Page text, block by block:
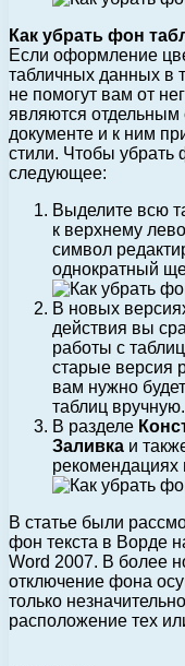
Как убрать фон
Если оформление
табличных данных в
не помогут вам от
являются отдельным
документе и к ним
стили. Чтобы убрать
следующее:
Выделите всю
к верхнему
символ
однократный
В новых
действия вы
работы с
старые версия
вам нужно
таблиц вручную.
В разделе
Заливка и
рекомендациях
В статье были
фон текста в Ворде
Word 2007. В более
отключение фона
только
расположение тех